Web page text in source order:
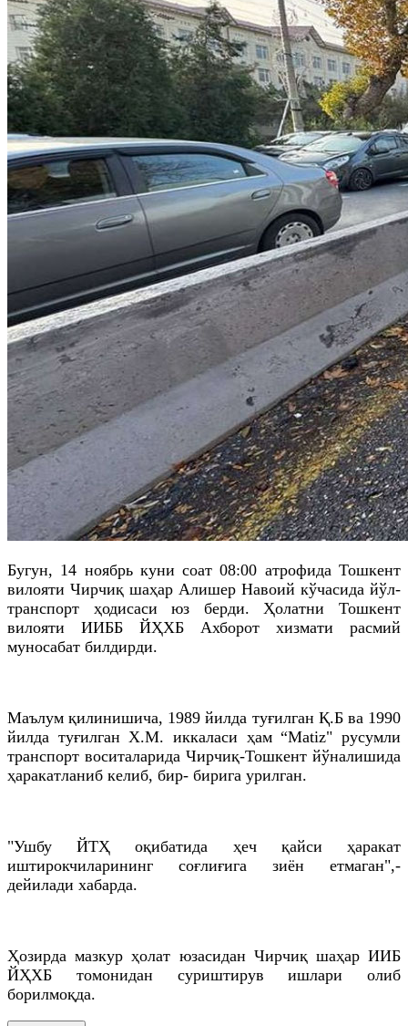
Бугун, 14 ноябрь куни соат 08:00 атрофида Тошкент
вилояти Чирчиқ шаҳар Алишер Навоий кўчасида йўл-
транспорт ҳодисаси юз берди. Ҳолатни Тошкент
вилояти ИИББ ЙҲХБ Ахборот хизмати расмий
муносабат билдирди.
Маълум қилинишича, 1989 йилда туғилган Қ.Б ва 1990
йилда туғилган Х.М. иккаласи ҳам “Matiz" русумли
транспорт воситаларида Чирчиқ-Тошкент йўналишида
ҳаракатланиб келиб, бир- бирига урилган.
"Ушбу ЙТҲ оқибатида ҳеч қайси ҳаракат
иштирокчиларининг соғлиғига зиён етмаган",-
дейилади хабарда.
Ҳозирда мазкур ҳолат юзасидан Чирчиқ шаҳар ИИБ
ЙҲХБ томонидан суриштирув ишлари олиб
борилмоқда.